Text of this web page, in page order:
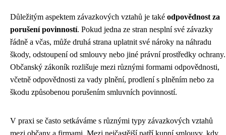
Důležitým aspektem závazkových vztahů je také odpovědnost za
porušení povinností. Pokud jedna ze stran nesplní své závazky
řádně a včas, může druhá strana uplatnit své nároky na náhradu
škody, odstoupení od smlouvy nebo jiné právní prostředky ochrany.
Občanský zákoník rozlišuje mezi různými formami odpovědnosti,
včetně odpovědnosti za vady plnění, prodlení s plněním nebo za
škodu způsobenou porušením smluvních povinností.
V praxi se často setkáváme s různými typy závazkových vztahů
mezi občany a firmami. Mezi nejčastější patří kupní smlouvy, kdy